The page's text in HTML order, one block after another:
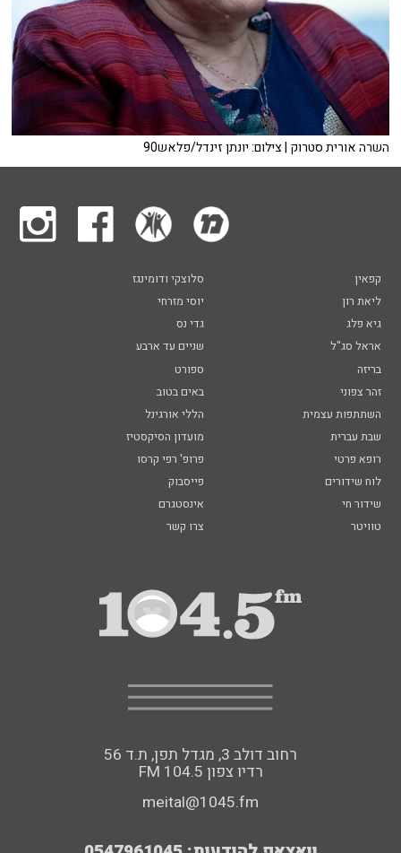
השרה אורית סטרוק | צילום: יונתן זינדל/פלאש90
קפאין
סלוצקי ודומינגז
ליאת רון
יוסי מזרחי
גיא פלג
גדי נס
אראל סג"ל
שניים עד ארבע
בריזה
ספורט
זהר צפוני
באים בטוב
השתתפות עצמית
הללי אורגינל
שבת עברית
מועדון הסיקסטיז
רופא פרטי
פרופ' רפי קרסו
לוח שידורים
פייסבוק
שידור חי
אינסטגרם
טוויטר
צרו קשר
רחוב דולב 3, מגדל תפן, ת.ד 56
FM רדיו צפון 104.5
meital@1045.fm